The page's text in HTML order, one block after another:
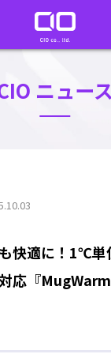
ニュース
快適に！1℃単
応『